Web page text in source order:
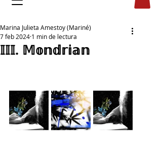
𝕀𝕀𝕀. 𝕄𝕠𝕟𝕕𝕣𝕚𝕒𝕟
Marina Julieta Amestoy (Mariné)
7 feb 2024 1 min de lectura